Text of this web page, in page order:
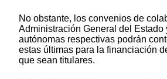
No obstante, los convenios de
Administración General del Estado
autónomas respectivas podrán
estas últimas para la financiación
que sean titulares.